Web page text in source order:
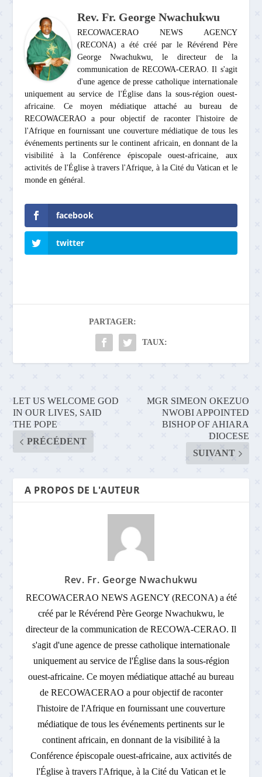
Rev. Fr. George Nwachukwu
RECOWACERAO NEWS AGENCY
(RECONA) a été créé par le Révérend Père
George Nwachukwu, le directeur de la
communication de RECOWA-CERAO. Il s'agit
d'une agence de presse catholique internationale
uniquement au service de l'Église dans la sous-région ouest-
africaine. Ce moyen médiatique attaché au bureau de
RECOWACERAO a pour objectif de raconter l'histoire de
l'Afrique en fournissant une couverture médiatique de tous les
événements pertinents sur le continent africain, en donnant de la
visibilité à la Conférence épiscopale ouest-africaine, aux
activités de l'Église à travers l'Afrique, à la Cité du Vatican et le
monde en général.
facebook
twitter
PARTAGER:
TAUX:
LET US WELCOME GOD
IN OUR LIVES, SAID
THE POPE
PRÉCÉDENT
MGR SIMEON OKEZUO
NWOBI APPOINTED
BISHOP OF AHIARA
DIOCESE
SUIVANT
A PROPOS DE L'AUTEUR
Rev. Fr. George Nwachukwu
RECOWACERAO NEWS AGENCY (RECONA) a été
créé par le Révérend Père George Nwachukwu, le
directeur de la communication de RECOWA-CERAO. Il
s'agit d'une agence de presse catholique internationale
uniquement au service de l'Église dans la sous-région
ouest-africaine. Ce moyen médiatique attaché au bureau
de RECOWACERAO a pour objectif de raconter
l'histoire de l'Afrique en fournissant une couverture
médiatique de tous les événements pertinents sur le
continent africain, en donnant de la visibilité à la
Conférence épiscopale ouest-africaine, aux activités de
l'Église à travers l'Afrique, à la Cité du Vatican et le